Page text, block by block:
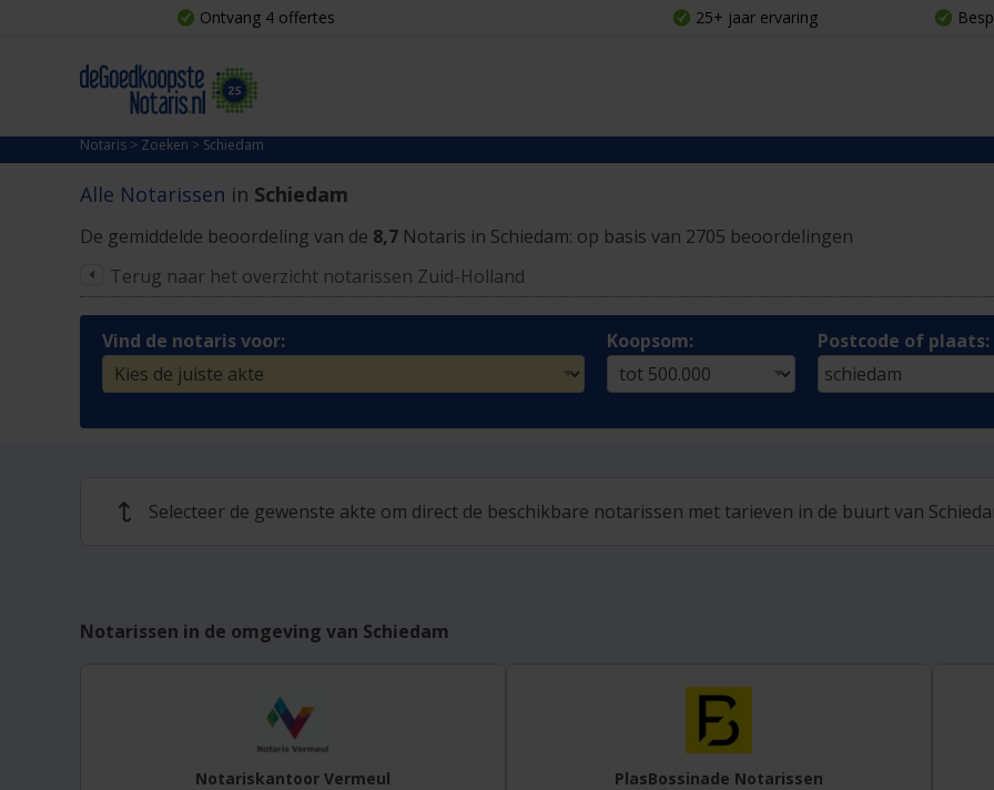
Ontvang 4 offertes 25+ jaar ervaring
Notaris > Zoeken > Schiedam
Alle Notarissen in Schiedam
De gemiddelde beoordeling van de 8,7 Notaris in Schiedam: op basis van 2705 beoordelingen
Terug naar het overzicht notarissen Zuid-Holland
Vind de notaris voor: Koopsom: Postcode of plaats:
↩ Selecteer de gewenste akte om direct de beschikbare notarissen met tarieven in de buurt van
Notarissen in de omgeving van Schiedam
Notariskantoor Vermeul PlasBossinade Notarissen